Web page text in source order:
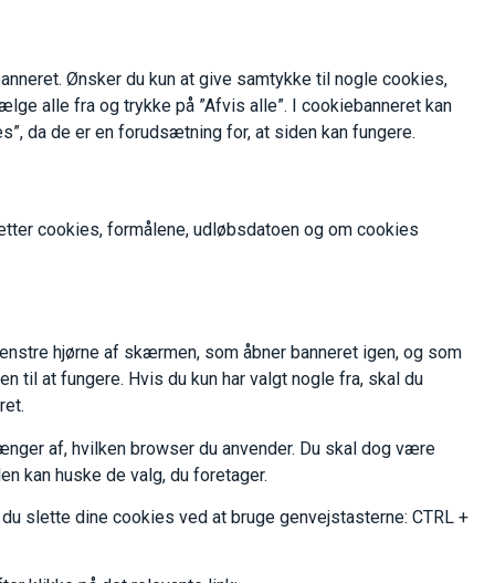
Ønsker du kun at give samtykke til nogle cookies,
alle fra og trykke på ”Afvis alle”. I cookiebanneret kan
da de er en forudsætning for, at siden kan fungere.
cookies, formålene, udløbsdatoen og om cookies
hjørne af skærmen, som åbner banneret igen, og som
til at fungere. Hvis du kun har valgt nogle fra, skal du
af, hvilken browser du anvender. Du skal dog være
kan huske de valg, du foretager.
slette dine cookies ved at bruge genvejstasterne: CTRL +